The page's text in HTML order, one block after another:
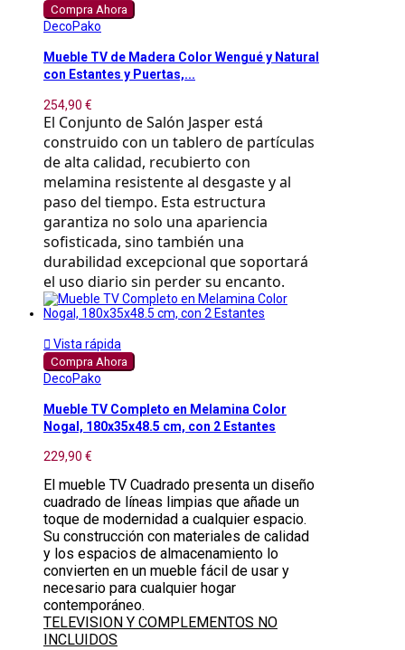
Compra Ahora
DecoPako
Mueble TV de Madera Color Wengué y Natural
con Estantes y Puertas,...
254,90 €
El Conjunto de Salón Jasper está
construido con un tablero de partículas
de alta calidad, recubierto con
melamina resistente al desgaste y al
paso del tiempo. Esta estructura
garantiza no solo una apariencia
sofisticada, sino también una
durabilidad excepcional que soportará
el uso diario sin perder su encanto.
 Vista rápida
Compra Ahora
DecoPako
Mueble TV Completo en Melamina Color
Nogal, 180x35x48.5 cm, con 2 Estantes
229,90 €
El mueble TV Cuadrado presenta un diseño
cuadrado de líneas limpias que añade un
toque de modernidad a cualquier espacio.
Su construcción con materiales de calidad
y los espacios de almacenamiento lo
convierten en un mueble fácil de usar y
necesario para cualquier hogar
contemporáneo.
TELEVISION Y COMPLEMENTOS NO
INCLUIDOS